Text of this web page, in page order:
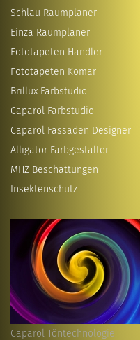
Schlau Raumplaner
Einza Raumplaner
Fototapeten Händler
Fototapeten Komar
Brillux Farbstudio
Caparol Farbstudio
Caparol Fassaden Designer
Alligator Farbgestalter
MHZ Beschattungen
Insektenschutz
Caparol Töntechnologie